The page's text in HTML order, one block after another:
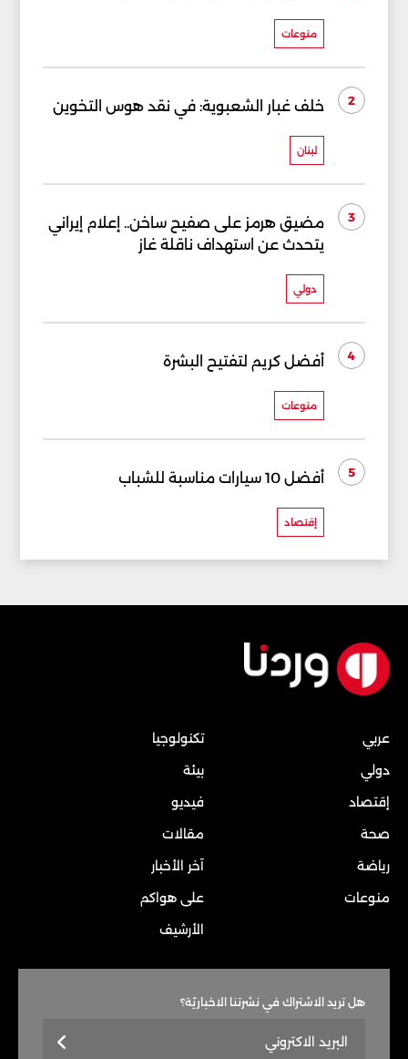
منوعات
2 خلف غبار الشعبوية: في نقد هوس التخوين
لبنان
3
مضيق هرمز على صفيح ساخن.. إعلام إيراني
يتحدث عن استهداف ناقلة غاز
دولي
4 أفضل كريم لتفتيح البشرة
منوعات
5 أفضل 10 سيارات مناسبة للشباب
إقتصاد
عربي
دولي
إقتصاد
صحة
رياضة
منوعات
تكنولوجيا
بيئة
فيديو
مقالات
آخر الأخبار
على هواكم
الأرشيف
هل تريد الاشتراك في نشرتنا الاخباريّة؟